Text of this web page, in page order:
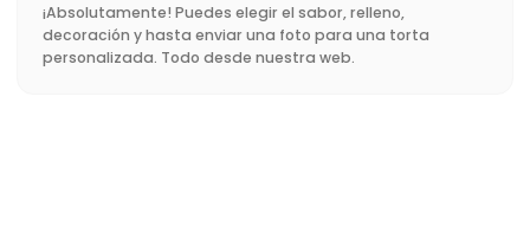
¡Absolutamente! Puedes elegir el sabor, relleno,
decoración y hasta enviar una foto para una torta
personalizada. Todo desde nuestra web.